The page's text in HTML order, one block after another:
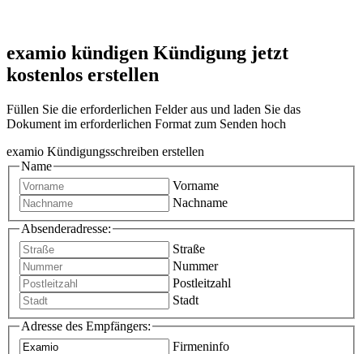
examio kündigen Kündigung jetzt
kostenlos erstellen
Füllen Sie die erforderlichen Felder aus und laden Sie das
Dokument im erforderlichen Format zum Senden hoch
examio Kündigungsschreiben erstellen
Name
Vorname
Nachname
Absenderadresse:
Straße
Nummer
Postleitzahl
Stadt
Adresse des Empfängers:
Firmeninfo